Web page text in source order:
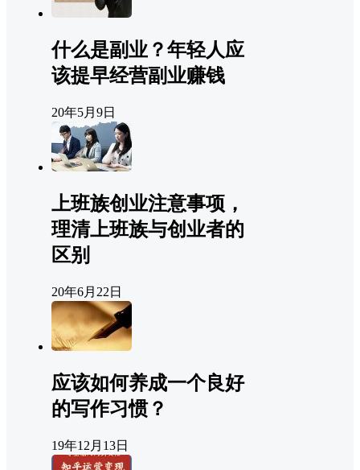
什么是副业？年轻人应
该提早经营副业赚钱
20年5月9日
上班族创业注意事项，
理清上班族与创业者的
区别
20年6月22日
应该如何养成一个良好
的写作习惯？
19年12月13日